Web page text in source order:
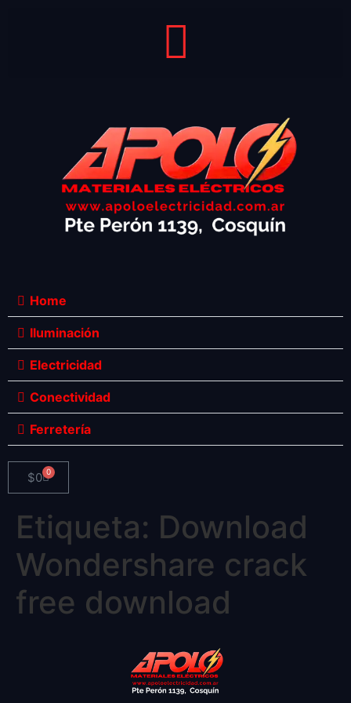
Home
Iluminación
Electricidad
Conectividad
Ferretería
$0 0
Etiqueta: Download
Wondershare crack
free download